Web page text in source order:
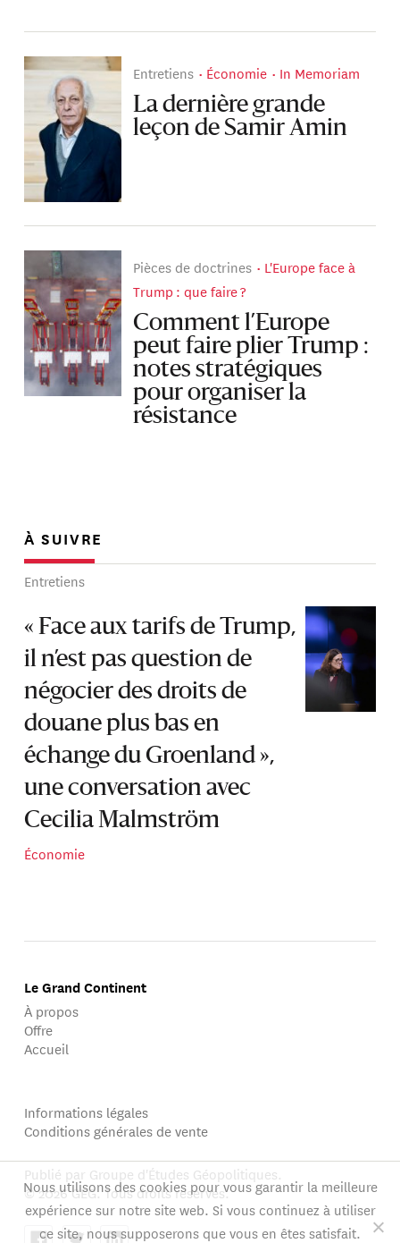
Entretiens Économie In Memoriam
La dernière grande
leçon de Samir Amin
Pièces de doctrines
L'Europe face à
Trump : que faire ?
Comment l’Europe
peut faire plier Trump :
notes stratégiques
pour organiser la
résistance
À SUIVRE
Entretiens
« Face aux tarifs de Trump,
il n’est pas question de
négocier des droits de
douane plus bas en
échange du Groenland »,
une conversation avec
Cecilia Malmström
Économie
Le Grand Continent
À propos
Offre
Accueil
Informations légales
Conditions générales de vente
Publié par Groupe d'Études Géopolitiques.
© 2026 GEG. Tous droits réservés.
Nous utilisons des cookies pour vous garantir la meilleure
expérience sur notre site web. Si vous continuez à utiliser
ce site, nous supposerons que vous en êtes satisfait.